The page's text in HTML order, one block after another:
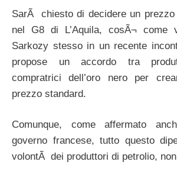
SarÃ chiesto di decidere un prezzo
nel G8 di L’Aquila, cosÃ¬ come
Sarkozy stesso in un recente
propose un accordo tra
compratrici dell’oro nero per
prezzo standard.
Comunque, come affermato
governo francese, tutto questo
volontÃ dei produttori di petrolio,